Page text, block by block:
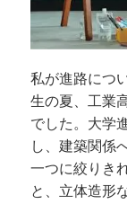
私が進路につ
生の夏、工業
でした。大学
し、建築関係
一つに絞りき
と、立体造形